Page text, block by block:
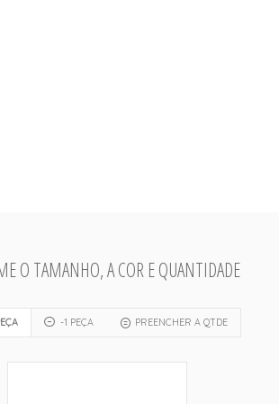
O TAMANHO, A COR E QUANTIDADE
-1 PEÇA PREENCHER A QTDE